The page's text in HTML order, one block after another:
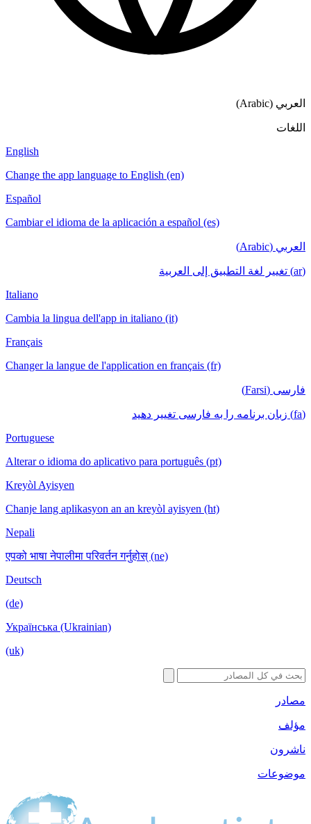
العربي (Arabic)
اللغات
English
Change the app language to English (en)
Español
Cambiar el idioma de la aplicación a español (es)
العربي (Arabic)
(ar) تغيير لغة التطبيق إلى العربية
Italiano
Cambia la lingua dell'app in italiano (it)
Français
Changer la langue de l'application en français (fr)
فارسی (Farsi)
(fa) زبان برنامه را به فارسی تغییر دهید
Portuguese
Alterar o idioma do aplicativo para português (pt)
Kreyòl Ayisyen
Chanje lang aplikasyon an an kreyòl ayisyen (ht)
Nepali
एपको भाषा नेपालीमा परिवर्तन गर्नुहोस् (ne)
Deutsch
(de)
Українська (Ukrainian)
(uk)
مصادر
مؤلف
ناشرون
موضوعات